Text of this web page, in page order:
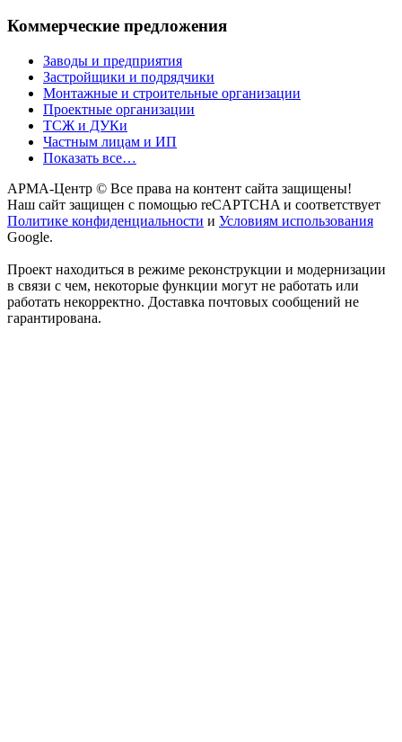
Коммерческие предложения
Заводы и предприятия
Застройщики и подрядчики
Монтажные и строительные организации
Проектные организации
ТСЖ и ДУКи
Частным лицам и ИП
Показать все…
АРМА-Центр ©️ Все права на контент сайта защищены!
Наш сайт защищен с помощью reCAPTCHA и соответствует
Политике конфиденциальности и Условиям использования
Google.
Проект находиться в режиме реконструкции и модернизации
в связи с чем, некоторые функции могут не работать или
работать некорректно. Доставка почтовых сообщений не
гарантирована.